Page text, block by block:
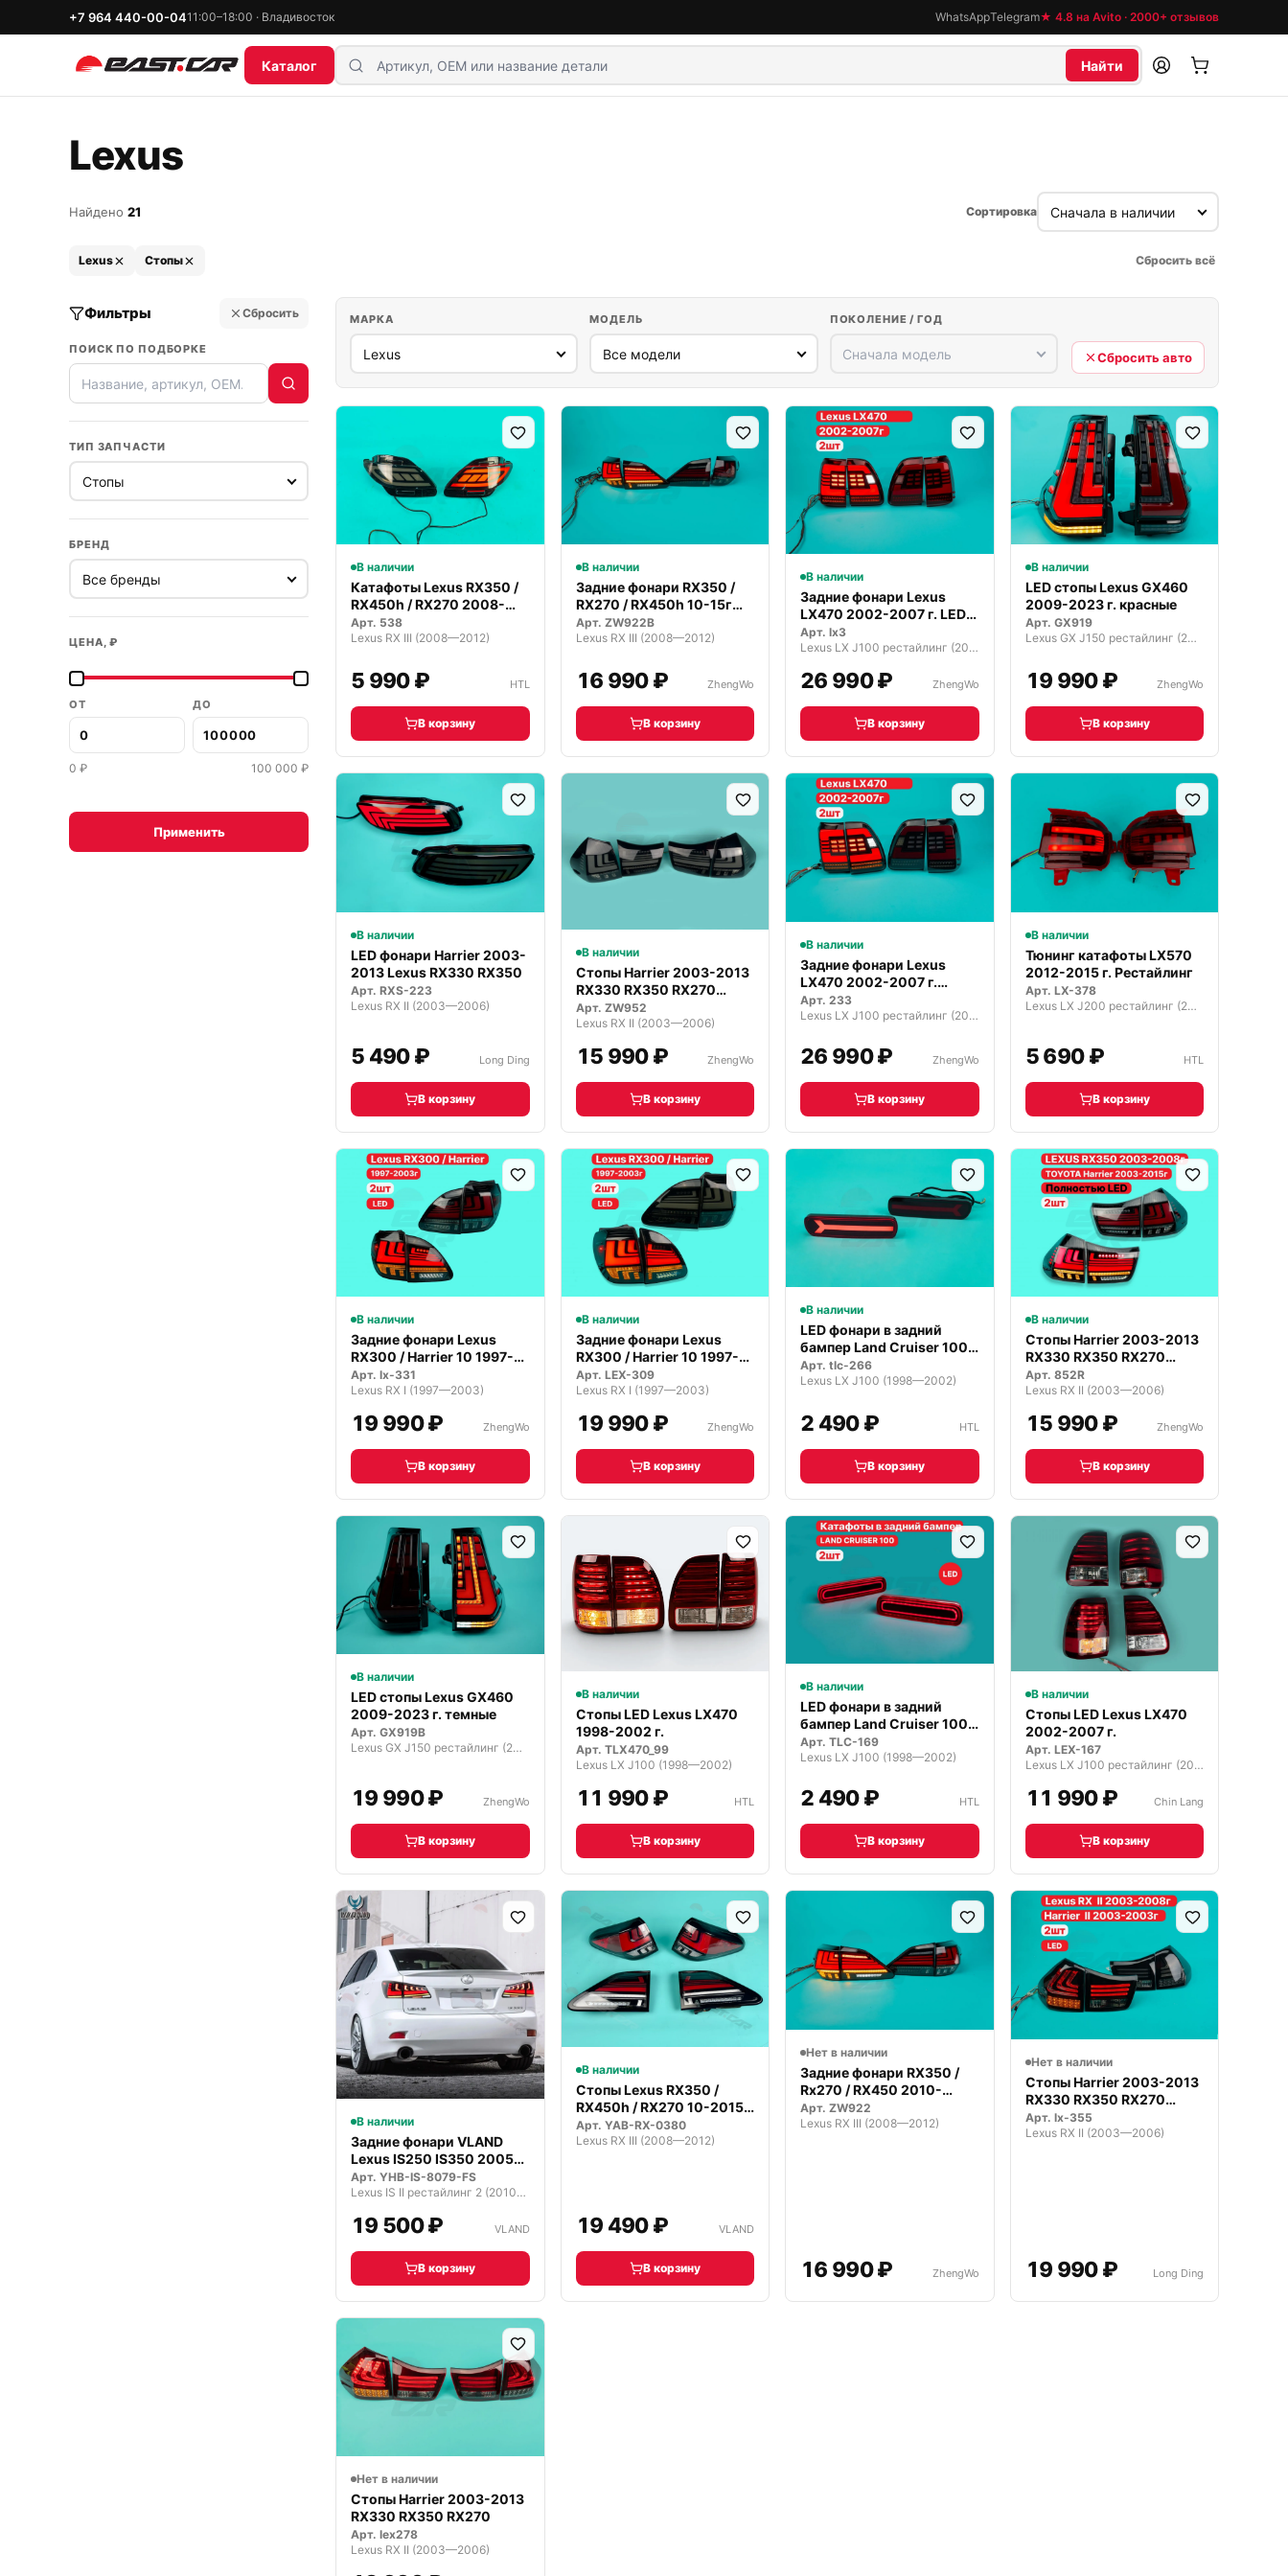
+7 964 440-00-0411:00–18:00 · Владивосток WhatsAppTelegram★ 4.8 на Avito · 2000+ отзывов
Каталог Найти
Lexus
Найдено 21 Сортировка
Lexus Стопы Сбросить всё
Фильтры Сбросить
ПОИСК ПО ПОДБОРКЕ
ТИП ЗАПЧАСТИ
БРЕНД
ЦЕНА, ₽
ОТ ДО
0 ₽ 100 000 ₽
Применить
МАРКА МОДЕЛЬ ПОКОЛЕНИЕ / ГОД
Сбросить авто
В наличии
Катафоты Lexus RX350 /
RX450h / RX270 2008-
2015 г.
Арт. 538
Lexus RX III (2008—2012)
5 990 ₽ HTL
В корзину
В наличии
Задние фонари RX350 /
RX270 / RX450h 10-15г
темные
Арт. ZW922B
Lexus RX III (2008—2012)
16 990 ₽ ZhengWo
В корзину
В наличии
Задние фонари Lexus
LX470 2002-2007 г. LED
Тюнинг
Арт. lx3
Lexus LX J100 рестайлинг (2002—2007)
26 990 ₽ ZhengWo
В корзину
В наличии
LED стопы Lexus GX460
2009-2023 г. красные
Арт. GX919
Lexus GX J150 рестайлинг (2013—2019)
19 990 ₽ ZhengWo
В корзину
В наличии
LED фонари Harrier 2003-
2013 Lexus RX330 RX350
Арт. RXS-223
Lexus RX II (2003—2006)
5 490 ₽ Long Ding
В корзину
В наличии
Стопы Harrier 2003-2013
RX330 RX350 RX270
темные
Арт. ZW952
Lexus RX II (2003—2006)
15 990 ₽ ZhengWo
В корзину
В наличии
Задние фонари Lexus
LX470 2002-2007 г.
дымчатые
Арт. 233
Lexus LX J100 рестайлинг (2002—2007)
26 990 ₽ ZhengWo
В корзину
В наличии
Тюнинг катафоты LX570
2012-2015 г. Рестайлинг
Арт. LX-378
Lexus LX J200 рестайлинг (2012—2015)
5 690 ₽ HTL
В корзину
В наличии
Задние фонари Lexus
RX300 / Harrier 10 1997-
2003…
Арт. lx-331
Lexus RX I (1997—2003)
19 990 ₽ ZhengWo
В корзину
В наличии
Задние фонари Lexus
RX300 / Harrier 10 1997-
2003…
Арт. LEX-309
Lexus RX I (1997—2003)
19 990 ₽ ZhengWo
В корзину
В наличии
LED фонари в задний
бампер Land Cruiser 100
LX470
Арт. tlc-266
Lexus LX J100 (1998—2002)
2 490 ₽ HTL
В корзину
В наличии
Стопы Harrier 2003-2013
RX330 RX350 RX270
красные
Арт. 852R
Lexus RX II (2003—2006)
15 990 ₽ ZhengWo
В корзину
В наличии
LED стопы Lexus GX460
2009-2023 г. темные
Арт. GX919B
Lexus GX J150 рестайлинг (2013—2019)
19 990 ₽ ZhengWo
В корзину
В наличии
Стопы LED Lexus LX470
1998-2002 г.
Арт. TLX470_99
Lexus LX J100 (1998—2002)
11 990 ₽ HTL
В корзину
В наличии
LED фонари в задний
бампер Land Cruiser 100
LX470
Арт. TLC-169
Lexus LX J100 (1998—2002)
2 490 ₽ HTL
В корзину
В наличии
Стопы LED Lexus LX470
2002-2007 г.
Арт. LEX-167
Lexus LX J100 рестайлинг (2002—2007)
11 990 ₽ Chin Lang
В корзину
В наличии
Задние фонари VLAND
Lexus IS250 IS350 2005-
2013 г.
Арт. YHB-IS-8079-FS
Lexus IS II рестайлинг 2 (2010—2016)
19 500 ₽ VLAND
В корзину
В наличии
Стопы Lexus RX350 /
RX450h / RX270 10-2015
г. VLA…
Арт. YAB-RX-0380
Lexus RX III (2008—2012)
19 490 ₽ VLAND
В корзину
Нет в наличии
Задние фонари RX350 /
Rx270 / RX450 2010-
2015г
Арт. ZW922
Lexus RX III (2008—2012)
16 990 ₽ ZhengWo
Нет в наличии
Стопы Harrier 2003-2013
RX330 RX350 RX270
темные
Арт. lx-355
Lexus RX II (2003—2006)
19 990 ₽ Long Ding
Нет в наличии
Стопы Harrier 2003-2013
RX330 RX350 RX270
Арт. lex278
Lexus RX II (2003—2006)